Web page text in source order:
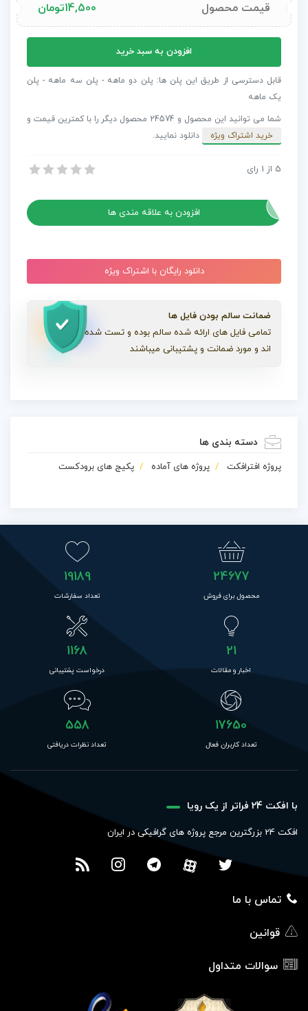
قیمت محصول 14,500تومان
عناوین
اخبار
عناوین
متحرک
Lower
برای
پخش
عدد
افزودن به سبد خرید
قابل دسترسی از طریق این پلن ها: پلن دو ماهه - پلن سه ماهه - پلن
یک ماهه
شما می توانید این محصول و 24574 محصول دیگر را با کمترین قیمت و
خرید اشتراک ویژه
دانلود نمایید.
پروژه افترافکت عناوین اخبار – عناوین متحرک و Lower Third برای پخش اخبار
5 از 1 رای
افزودن به علاقه مندی ها
دانلود رایگان با اشتراک ویژه
ضمانت سالم بودن فایل ها
تمامی فایل های ارائه شده سالم بوده و تست شده
اند و مورد ضمانت و پشتیبانی میباشند
دسته بندی ها
پروژه افترافکت پروژه های آماده پکیج های برودکست
24677
محصول برای فروش
19189
تعداد سفارشات
21
اخبار و مقالات
1168
درخواست پشتیبانی
17650
تعداد کاربران فعال
558
تعداد نظرات دریافتی
با افکت 24 فراتر از یک رویا
افکت 24 بزرگترین مرجع پروژه های گرافیکی در ایران
تماس با ما
قوانین
سوالات متداول